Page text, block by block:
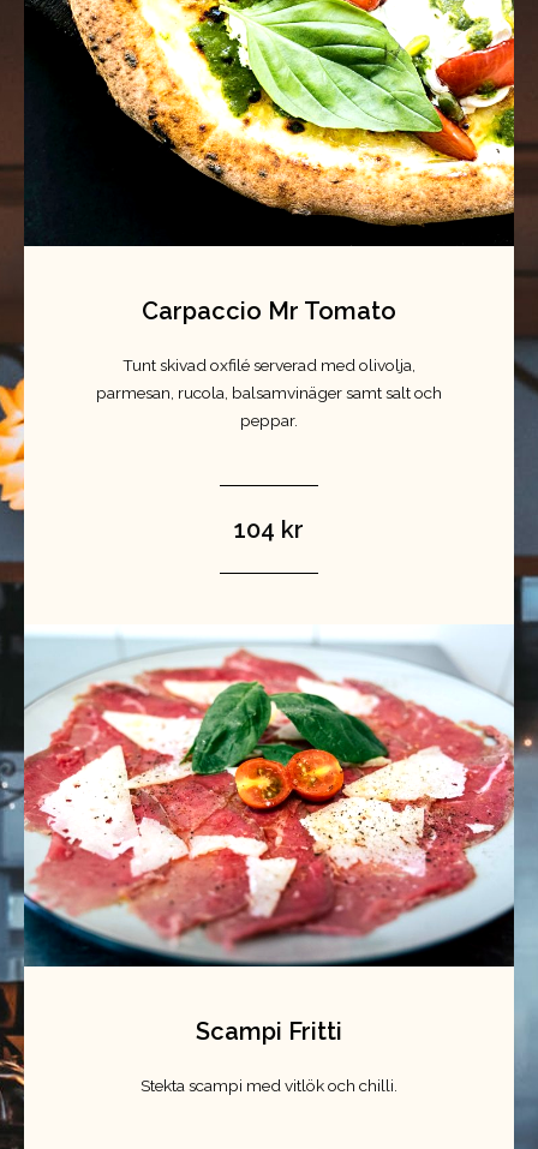
Carpaccio Mr Tomato
Tunt skivad oxfilé serverad med olivolja,
parmesan, rucola, balsamvinäger samt salt och
peppar.
104 kr
Scampi Fritti
Stekta scampi med vitlök och chilli.